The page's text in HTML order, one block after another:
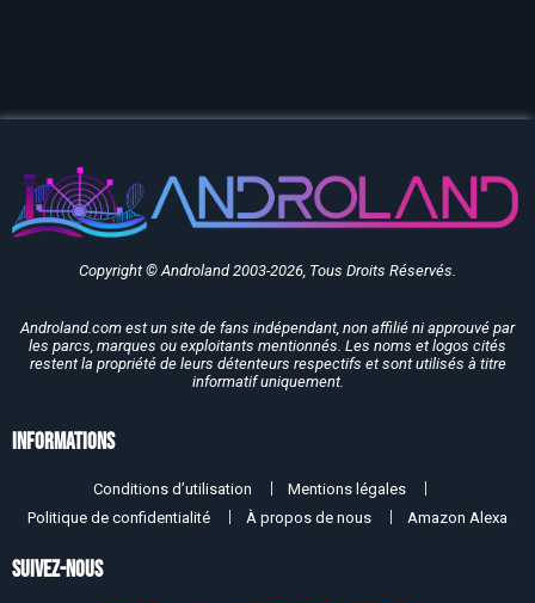
Copyright © Androland 2003-2026, Tous Droits Réservés.
Androland.com est un site de fans indépendant, non affilié ni approuvé par
les parcs, marques ou exploitants mentionnés. Les noms et logos cités
restent la propriété de leurs détenteurs respectifs et sont utilisés à titre
informatif uniquement.
Informations
Conditions d’utilisation
Mentions légales
Politique de confidentialité
À propos de nous Amazon Alexa
SUIVEZ-NOUS